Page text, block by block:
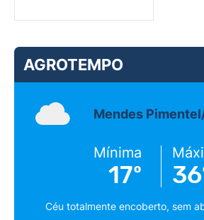
AGROTEMPO
Mendes
Mínima
17º
Céu totalmente encoberto, sem